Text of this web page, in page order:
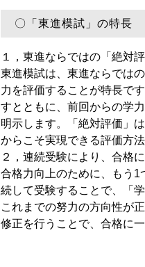
〇「 東進模試 」の特長
１， 東進ならではの「 絶対
東進模試は、東進ならではの
力を評価することが特長で
すとともに、前回からの学
明示します。「 絶対評価 」
からこそ実現できる評価方法
２， 連続受験により、合格
合格力向上のために、もう1
続して受験することで、「
これまでの努力の方向性が
修正を行うことで、合格に